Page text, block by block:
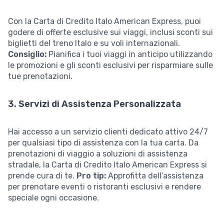
Con la Carta di Credito Italo American Express, puoi
godere di offerte esclusive sui viaggi, inclusi sconti sui
biglietti del treno Italo e su voli internazionali.
Consiglio: Pianifica i tuoi viaggi in anticipo utilizzando
le promozioni e gli sconti esclusivi per risparmiare sulle
tue prenotazioni.
3. Servizi di Assistenza Personalizzata
Hai accesso a un servizio clienti dedicato attivo 24/7
per qualsiasi tipo di assistenza con la tua carta. Da
prenotazioni di viaggio a soluzioni di assistenza
stradale, la Carta di Credito Italo American Express si
prende cura di te. Pro tip: Approfitta dell’assistenza
per prenotare eventi o ristoranti esclusivi e rendere
speciale ogni occasione.